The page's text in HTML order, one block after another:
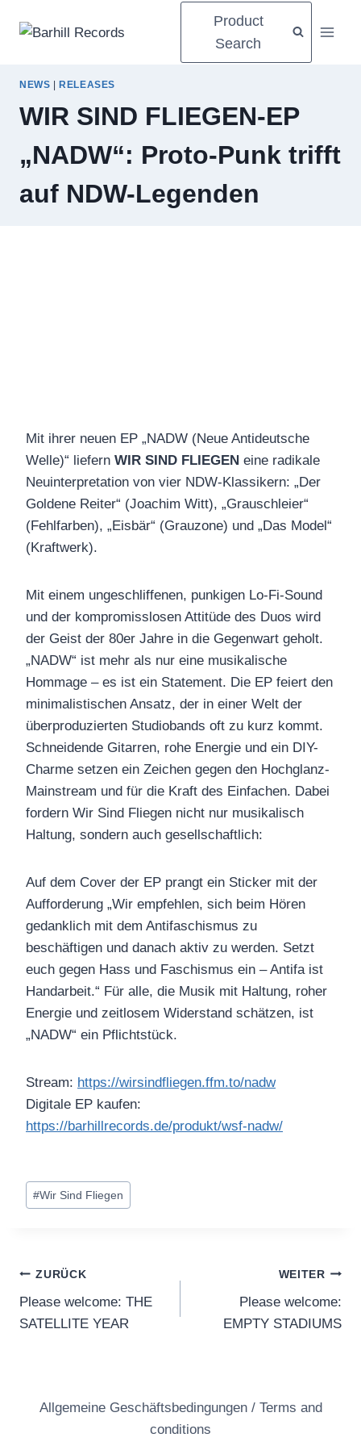
Inhalt
Product
Search
NEWS |RELEASES
WIR SIND FLIEGEN-EP
„NADW“: Proto-Punk trifft
auf NDW-Legenden
Mit ihrer neuen EP „NADW (Neue Antideutsche
Welle)“ liefern WIR SIND FLIEGEN eine radikale
Neuinterpretation von vier NDW-Klassikern: „Der
Goldene Reiter“ (Joachim Witt), „Grauschleier“
(Fehlfarben), „Eisbär“ (Grauzone) und „Das Model“
(Kraftwerk).
Mit einem ungeschliffenen, punkigen Lo-Fi-Sound
und der kompromisslosen Attitüde des Duos wird
der Geist der 80er Jahre in die Gegenwart geholt.
„NADW“ ist mehr als nur eine musikalische
Hommage – es ist ein Statement. Die EP feiert den
minimalistischen Ansatz, der in einer Welt der
überproduzierten Studiobands oft zu kurz kommt.
Schneidende Gitarren, rohe Energie und ein DIY-
Charme setzen ein Zeichen gegen den Hochglanz-
Mainstream und für die Kraft des Einfachen. Dabei
fordern Wir Sind Fliegen nicht nur musikalisch
Haltung, sondern auch gesellschaftlich:
Auf dem Cover der EP prangt ein Sticker mit der
Aufforderung „Wir empfehlen, sich beim Hören
gedanklich mit dem Antifaschismus zu
beschäftigen und danach aktiv zu werden. Setzt
euch gegen Hass und Faschismus ein – Antifa ist
Handarbeit.“ Für alle, die Musik mit Haltung, roher
Energie und zeitlosem Widerstand schätzen, ist
„NADW“ ein Pflichtstück.
Stream: https://wirsindfliegen.ffm.to/nadw
Digitale EP kaufen:
https://barhillrecords.de/produkt/wsf-nadw/
Schlagworte:
#Wir Sind Fliegen
Beitragsnavigation
ZURÜCK
Please welcome: THE
SATELLITE YEAR
WEITER
Please welcome:
EMPTY STADIUMS
Allgemeine Geschäftsbedingungen / Terms and
conditions